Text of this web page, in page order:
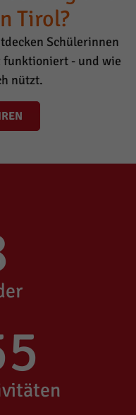
Tirol?
Schülerinnen
funktioniert - und wie
nützt.